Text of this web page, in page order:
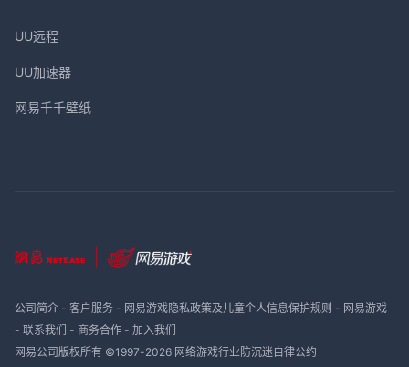
UU远程
UU加速器
网易千千壁纸
公司简介- 客户服务- 网易游戏隐私政策及儿童个人信息保护规则 - 网易游戏
- 联系我们 - 商务合作- 加入我们
网易公司版权所有 ©1997-2026 网络游戏行业防沉迷自律公约